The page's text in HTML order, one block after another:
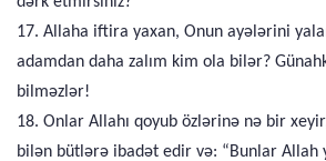
17. Allaha iftira yaxan, Onun ayələrini
adamdan daha zalım kim ola bilər?
bilməzlər!
18. Onlar Allahı qoyub özlərinə nə bir
bilən bütlərə ibadət edir və: “Bunlar Allah